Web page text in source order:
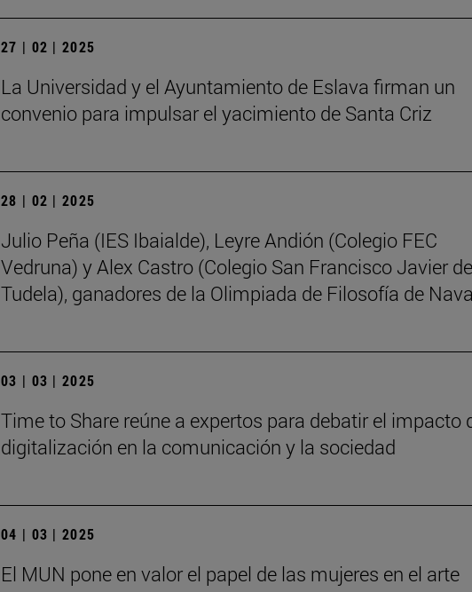
27 | 02 | 2025
La Universidad y el Ayuntamiento de Eslava firman un
convenio para impulsar el yacimiento de Santa Criz
28 | 02 | 2025
Julio Peña (IES Ibaialde), Leyre Andión (Colegio FEC
Vedruna) y Alex Castro (Colegio San Francisco Javier de
Tudela), ganadores de la Olimpiada de Filosofía de
03 | 03 | 2025
Time to Share reúne a expertos para debatir el impacto
digitalización en la comunicación y la sociedad
04 | 03 | 2025
El MUN pone en valor el papel de las mujeres en el arte